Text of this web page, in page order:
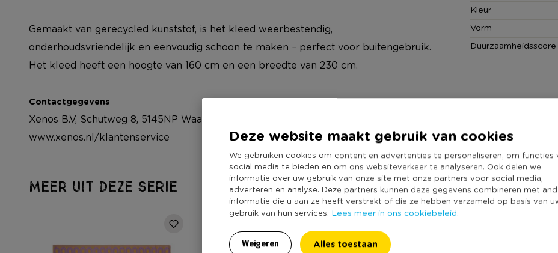
Deze website maakt gebruik van cookies
We gebruiken cookies om content en advertenties te personaliseren, om functies
social media te bieden en om ons websiteverkeer te analyseren. Ook delen we
informatie over uw gebruik van onze site met onze partners voor social media,
adverteren en analyse. Deze partners kunnen deze gegevens combineren met
informatie die u aan ze heeft verstrekt of die ze hebben verzameld op basis van
gebruik van hun services. Lees meer in ons cookiebeleid.
Weigeren Alles toestaan
Gemaakt van gerecycled kunststof, is het kleed weerbestendig,
onderhoudsvriendelijk en eenvoudig schoon te maken – perfect voor buitengebruik.
Het kleed heeft een hoogte van 160 cm en een breedte van 230 cm.
Contactgegevens
Xenos B.V, Schutweg 8, 5145NP Waalwijk, Nederland
www.xenos.nl/klantenservice
Kleur
Vorm
Duurzaamheidsscore
MEER UIT DEZE SERIE